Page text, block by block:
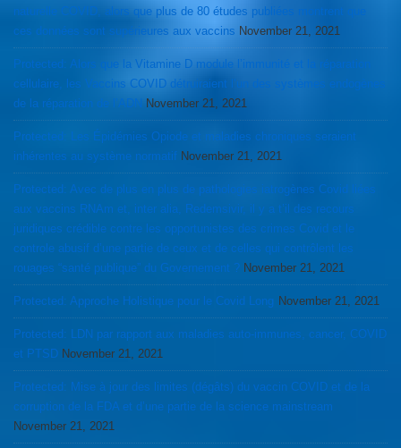
naturelle COVID, alors que plus de 80 études publiées montrent que
ces données sont supérieures aux vaccins November 21, 2021
Protected: Alors que la Vitamine D module l’immunité et la réparation
cellulaire, les Vaccins COVID détruiraient l’un des systèmes endogènes
de la réparation de l’ADN November 21, 2021
Protected: Les Épidémies Opiode et maladies chroniques seraient
inhérentes au système normatif November 21, 2021
Protected: Avec de plus en plus de pathologies iatrogènes Covid liées
aux vaccins RNAm et, inter alia, Redemsivir, il y a t’il des recours
juridiques crédible contre les opportunistes des crimes Covid et le
controle abusif d’une partie de ceux et de celles qui contrôlent les
rouages “santé publique” du Governement ? November 21, 2021
Protected: Approche Holistique pour le Covid Long November 21, 2021
Protected: LDN par rapport aux maladies auto-immunes, cancer, COVID
et PTSD November 21, 2021
Protected: Mise à jour des limites (dégâts) du vaccin COVID et de la
corruption de la FDA et d’une partie de la science mainstream
November 21, 2021